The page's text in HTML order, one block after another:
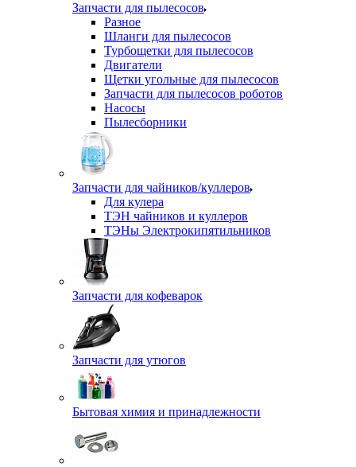
Запчасти для пылесосов
Разное
Шланги для пылесосов
Турбощетки для пылесосов
Двигатели
Щетки угольные для пылесосов
Запчасти для пылесосов роботов
Насосы
Пылесборники
Запчасти для чайников/куллеров
Для кулера
ТЭН чайников и куллеров
ТЭНы Электрокипятильников
Запчасти для кофеварок
Запчасти для утюгов
Бытовая химия и принадлежности